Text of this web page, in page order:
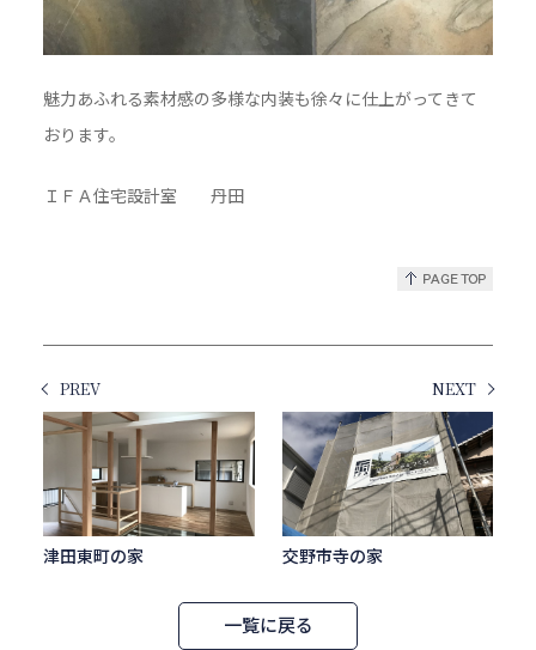
魅力あふれる素材感の多様な内装も徐々に仕上がってきて
おります。
ＩＦＡ住宅設計室 丹田
PREV
津田東町の家
NEXT
交野市寺の家
一覧に戻る